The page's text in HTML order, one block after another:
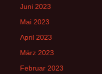
Juni 2023
Mai 2023
April 2023
März 2023
Februar 2023